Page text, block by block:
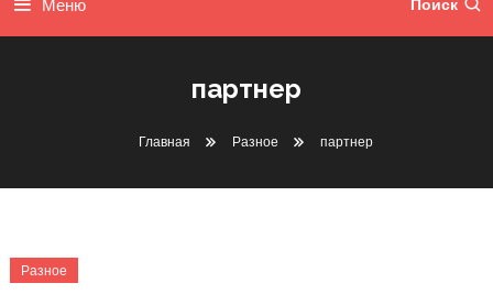
Меню Поиск
партнер
Главная Разное партнер
Разное